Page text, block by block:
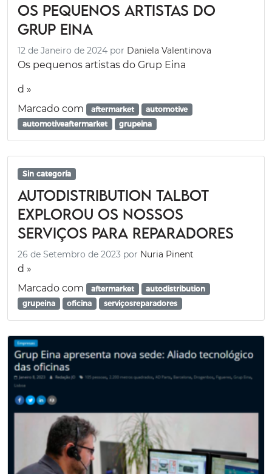
Os pequenos artistas do
Grup Eina
12 de Janeiro de 2024 por Daniela Valentinova
Os pequenos artistas do Grup Eina
d »
Marcado com
aftermarket
automotive
automotiveaftermarket
grupeina
Sin categoría
Autodistribution Talbot
explorou os nossos
serviços para reparadores
26 de Setembro de 2023 por Nuria Pinent
d »
Marcado com
aftermarket
autodistribution
grupeina
oficina serviçosreparadores